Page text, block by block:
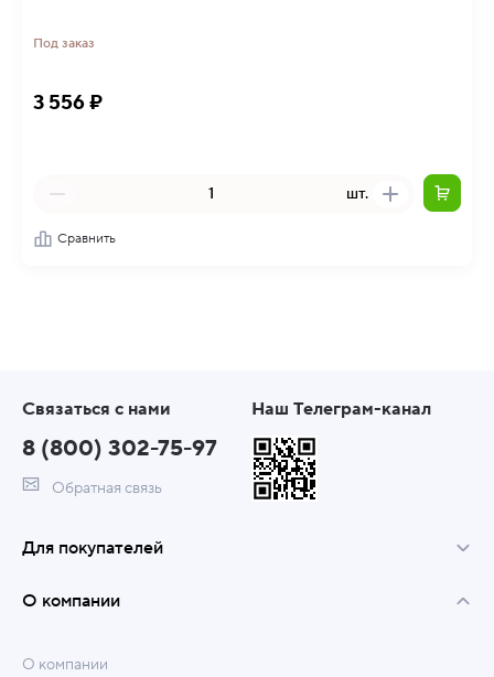
Под заказ
3 556 ₽
шт.
Сравнить
Связаться с нами
8 (800) 302-75-97
Обратная связь
Наш Телеграм-канал
Для покупателей
О компании
О компании